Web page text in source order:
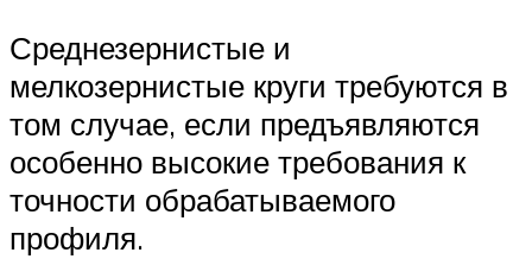
Среднезернистые и
мелкозернистые круги требуются в
том случае, если предъявляются
особенно высокие требования к
точности обрабатываемого
профиля.